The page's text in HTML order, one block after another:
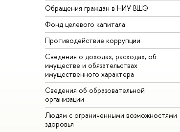
Обращения граждан в НИУ ВШЭ
Фонд целевого капитала
Противодействие коррупции
Сведения о доходах, расходах, об
имуществе и обязательствах
имущественного характера
Сведения об образовательной
организации
Людям с ограниченными возможностями
здоровья